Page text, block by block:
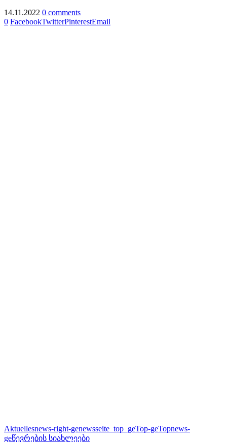
14.11.2022 0 comments
0 FacebookTwitterPinterestEmail
Aktuellesnews-right-genewsseite_top_geTop-geTopnews-
geწევრების სიახლეები